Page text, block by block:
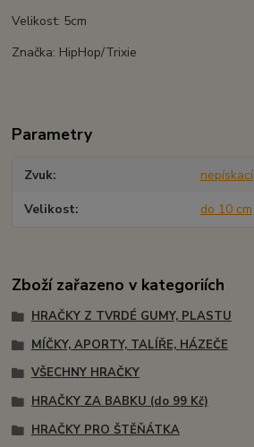
Velikost: 5cm
Značka: HipHop/Trixie
Parametry
Zvuk nepískací
Velikost do 10 cm
Zboží zařazeno v kategoriích
HRAČKY Z TVRDÉ GUMY, PLASTU
MÍČKY, APORTY, TALÍŘE, HÁZEČE
VŠECHNY HRAČKY
HRAČKY ZA BABKU (do 99 Kč)
HRAČKY PRO ŠTĚŇÁTKA